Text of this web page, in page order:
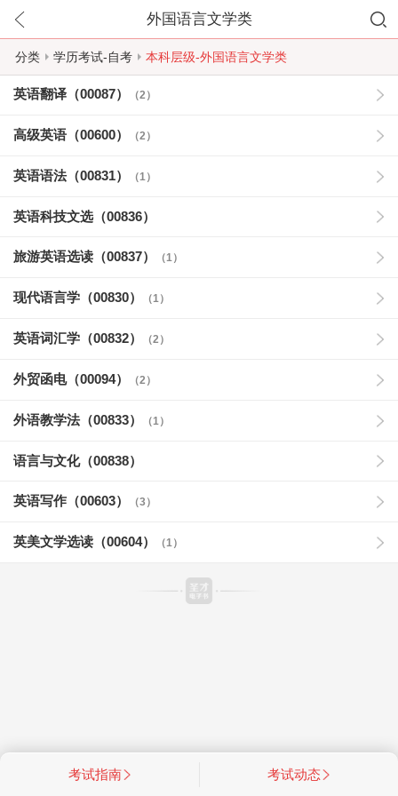
外国语言文学类
分类 学历考试-自考 本科层级-外国语言文学类
英语翻译（00087） （2）
高级英语（00600） （2）
英语语法（00831） （1）
英语科技文选（00836）
旅游英语选读（00837） （1）
现代语言学（00830） （1）
英语词汇学（00832） （2）
外贸函电（00094） （2）
外语教学法（00833） （1）
语言与文化（00838）
英语写作（00603） （3）
英美文学选读（00604） （1）
考试指南 考试动态